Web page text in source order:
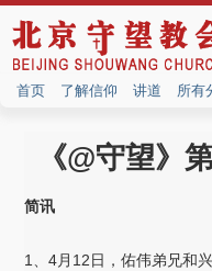
首页 了解信仰 讲道 所有
《@守望
简讯
1、4月12日，佑伟弟兄和